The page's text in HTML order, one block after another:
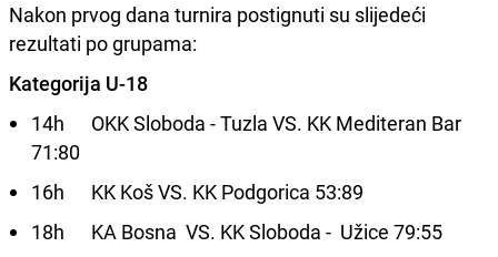
Nakon prvog dana turnira postignuti su slijedeći
rezultati po grupama:
Kategorija U-18
14h OKK Sloboda - Tuzla VS. KK Mediteran Bar
71:80
16h KK Koš VS. KK Podgorica 53:89
18h KA Bosna VS. KK Sloboda - Užice 79:55